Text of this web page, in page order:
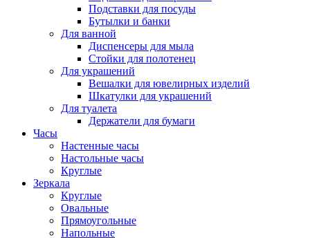
Подставки для посуды
Бутылки и банки
Для ванной
Диспенсеры для мыла
Стойки для полотенец
Для украшений
Вешалки для ювелирных изделий
Шкатулки для украшений
Для туалета
Держатели для бумаги
Часы
Настенные часы
Настольные часы
Круглые
Зеркала
Круглые
Овальные
Прямоугольные
Напольные